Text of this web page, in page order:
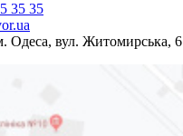
35 35
Одеса, вул. Житомирська, 6